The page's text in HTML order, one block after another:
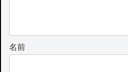
名前